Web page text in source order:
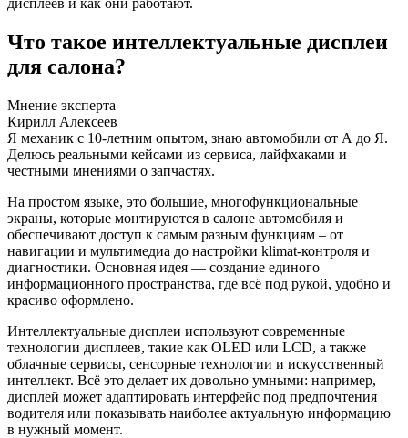
дисплеев и как они работают.
Что такое интеллектуальные дисплеи
для салона?
Мнение эксперта
Кирилл Алексеев
Я механик с 10-летним опытом, знаю автомобили от А до Я.
Делюсь реальными кейсами из сервиса, лайфхаками и
честными мнениями о запчастях.
На простом языке, это большие, многофункциональные
экраны, которые монтируются в салоне автомобиля и
обеспечивают доступ к самым разным функциям – от
навигации и мультимедиа до настройки klimat-контроля и
диагностики. Основная идея — создание единого
информационного пространства, где всё под рукой, удобно и
красиво оформлено.
Интеллектуальные дисплеи используют современные
технологии дисплеев, такие как OLED или LCD, а также
облачные сервисы, сенсорные технологии и искусственный
интеллект. Всё это делает их довольно умными: например,
дисплей может адаптировать интерфейс под предпочтения
водителя или показывать наиболее актуальную информацию
в нужный момент.